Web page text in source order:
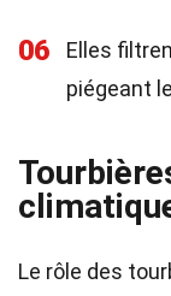
06
Elles
piégeant
Le rôle des